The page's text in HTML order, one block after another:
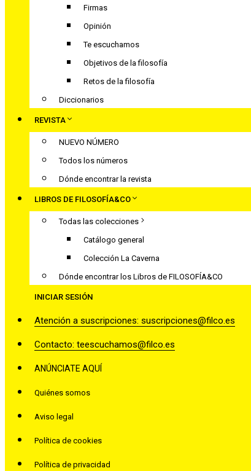
Firmas
Opinión
Te escuchamos
Objetivos de la filosofía
Retos de la filosofía
Diccionarios
REVISTA
NUEVO NÚMERO
Todos los números
Dónde encontrar la revista
LIBROS DE FILOSOFÍA&CO
Todas las colecciones
Catálogo general
Colección La Caverna
Dónde encontrar los Libros de FILOSOFÍA&CO
INICIAR SESIÓN
Atención a suscripciones: suscripciones@filco.es
Contacto: teescuchamos@filco.es
ANÚNCIATE AQUÍ
Quiénes somos
Aviso legal
Política de cookies
Política de privacidad